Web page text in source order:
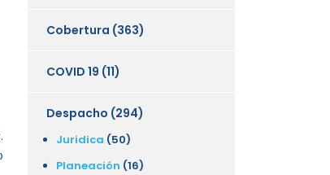
Cobertura (363)
COVID 19 (11)
Despacho (294)
Juridica (50)
Planeación (16)